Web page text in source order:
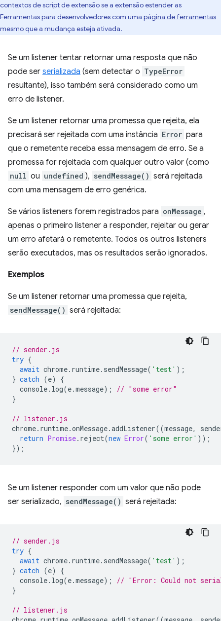
contextos de script de extensão se a extensão estender as
Ferramentas para desenvolvedores com uma página de ferramentas
mesmo que a mudança esteja ativada.
Se um listener tentar retornar uma resposta que não
pode ser serializada (sem detectar o TypeError
resultante), isso também será considerado como um
erro de listener.
Se um listener retornar uma promessa que rejeita, ela
precisará ser rejeitada com uma instância Error para
que o remetente receba essa mensagem de erro. Se a
promessa for rejeitada com qualquer outro valor (como
null ou undefined ), sendMessage() será rejeitada
com uma mensagem de erro genérica.
Se vários listeners forem registrados para onMessage ,
apenas o primeiro listener a responder, rejeitar ou gerar
um erro afetará o remetente. Todos os outros listeners
serão executados, mas os resultados serão ignorados.
Exemplos
Se um listener retornar uma promessa que rejeita,
sendMessage() será rejeitada:
// sender.js
try {
await chrome. runtime. sendMessage( 'test' );
} catch (e)
{
console. log(e.message);
// "some error"
}
// listener.js
chrome. runtime.onMessage.addListener((message,
return Promise. reject(new Error( 'some error' ));
});
Se um listener responder com um valor que não pode
ser serializado, sendMessage() será rejeitada:
// sender.js
try {
await chrome. runtime. sendMessage( 'test' );
} catch (e)
{
console. log(e.message);
// "Error: Could not
}
// listener.js